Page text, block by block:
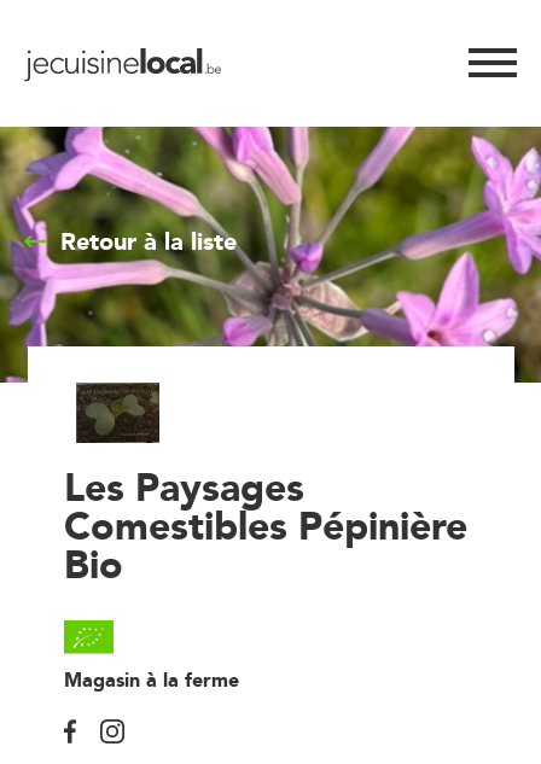
Retour à la liste
Les Paysages
Comestibles Pépinière
Bio
Magasin à la ferme